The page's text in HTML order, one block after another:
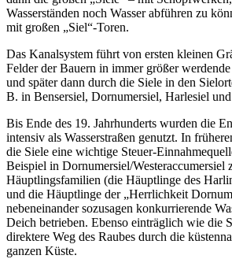
Wasserständen noch Wasser abführen zu
mit großen „Siel“-Toren.
Das Kanalsystem führt von ersten kleinen
Felder der Bauern in immer größer
und später dann durch die Siele in den
B. in Bensersiel, Dornumersiel, Harlesiel
Bis Ende des 19. Jahrhunderts wurden die
intensiv als Wasserstraßen genutzt. In
die Siele eine wichtige Steuer-
Beispiel in Dornumersiel/Westeraccumersiel
Häuptlingsfamilien (die Häuptlinge des
und die Häuptlinge der „Herrlichkeit
nebeneinander sozusagen konkurrierende
Deich betrieben. Ebenso einträglich wie die
direktere Weg des Raubes durch die
ganzen Küste.